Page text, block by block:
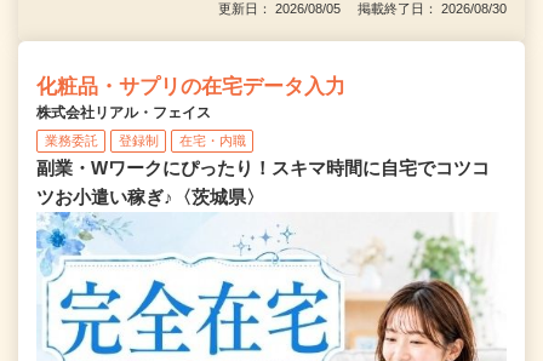
更新日： 2026/08/05 掲載終了日： 2026/08/30
化粧品・サプリの在宅データ入力
株式会社リアル・フェイス
業務委託 登録制 在宅・内職
副業・Wワークにぴったり！スキマ時間に自宅でコツコ
ツお小遣い稼ぎ♪〈茨城県〉